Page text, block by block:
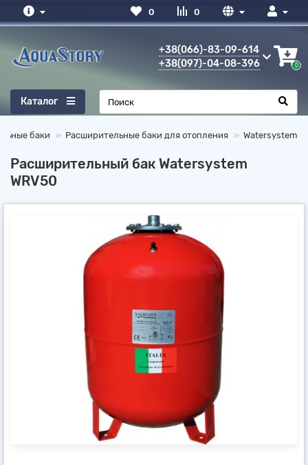
0
0
+38(066)-83-09-614
+38(097)-04-08-396
0
Каталог
баки Расширительные баки для отопления Watersystem
Расширительный бак Watersystem
WRV50